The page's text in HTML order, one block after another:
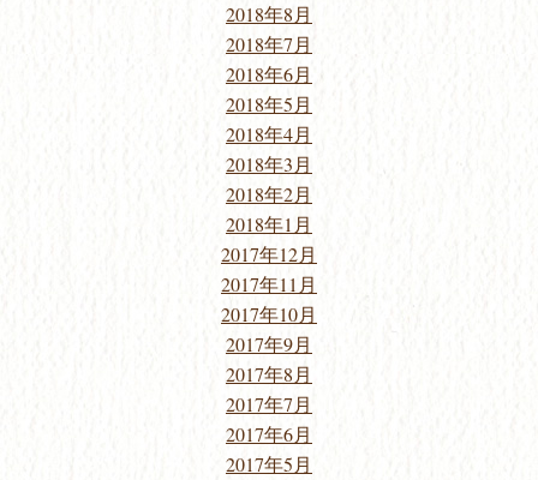
2018年8月
2018年7月
2018年6月
2018年5月
2018年4月
2018年3月
2018年2月
2018年1月
2017年12月
2017年11月
2017年10月
2017年9月
2017年8月
2017年7月
2017年6月
2017年5月